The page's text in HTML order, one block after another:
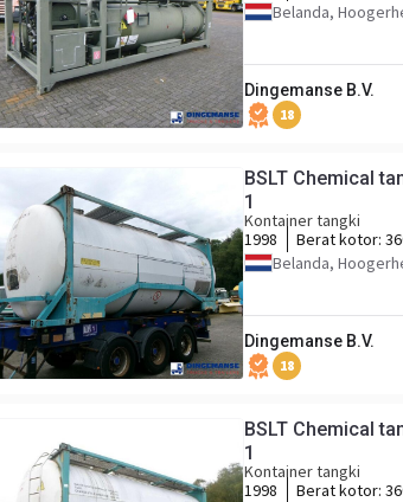
Belanda,
Dingemanse B.V.
18
BSLT Chemical
1
Kontainer tangki
1998
Berat kotor:
Belanda,
Dingemanse B.V.
18
BSLT Chemical
1
Kontainer tangki
1998
Berat kotor: